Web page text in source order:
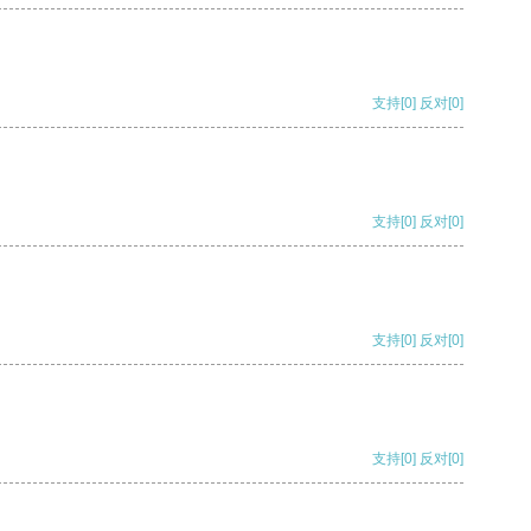
支持[0] 反对[0]
支持[0] 反对[0]
支持[0] 反对[0]
支持[0] 反对[0]